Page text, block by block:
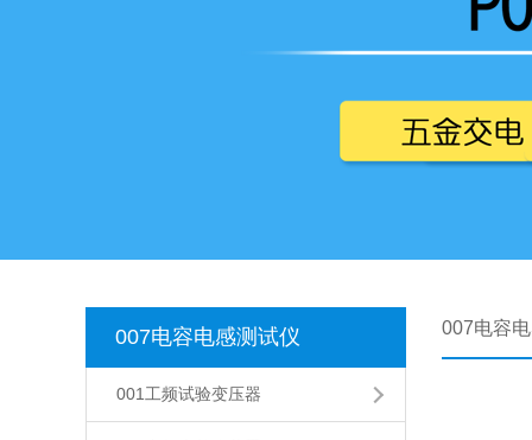
007电容电感测试仪
001工频试验变压器
007电容